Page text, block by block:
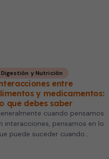
Digestión y Nutrición
entre
y medicamentos:
que debes saber
cuando pensamos
interacciones, pensamos en lo
puede suceder cuando